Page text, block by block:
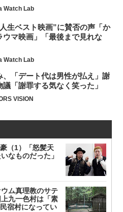
Watch Lab
生ベスト映画”に賛否の声「か
ウマ映画」「最後まで見れな
Watch Lab
、「デート代は男性が払え」謝
「謝罪する気なく笑った」
VISION
（1）「怒髪天
なものだった」
ウム真理教のサテ
九一色村は「素
宿村になってい